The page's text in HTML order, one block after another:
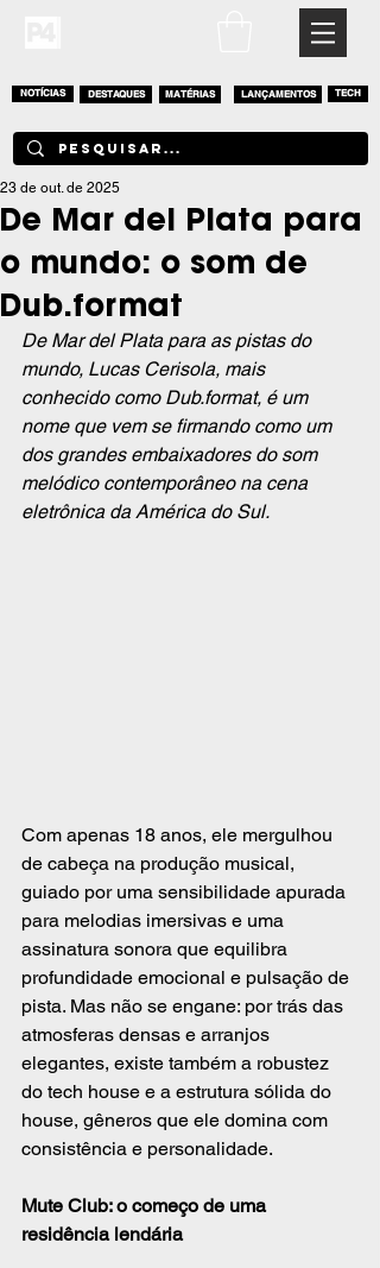
NOTÍCIAS DESTAQUES MATÉRIAS LANÇAMENTOS TECH
De Mar del Plata para
o mundo: o som de
Dub.format
23 de out. de 2025
De Mar del Plata para as pistas do
mundo, Lucas Cerisola, mais
conhecido como Dub.format, é um
nome que vem se firmando como um
dos grandes embaixadores do som
melódico contemporâneo na cena
eletrônica da América do Sul.
Com apenas 18 anos, ele mergulhou
de cabeça na produção musical,
guiado por uma sensibilidade apurada
para melodias imersivas e uma
assinatura sonora que equilibra
profundidade emocional e pulsação de
pista. Mas não se engane: por trás das
atmosferas densas e arranjos
elegantes, existe também a robustez
do tech house e a estrutura sólida do
house, gêneros que ele domina com
consistência e personalidade.
Mute Club: o começo de uma
residência lendária